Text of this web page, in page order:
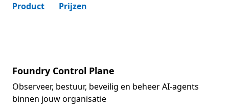
Product
Prijzen
Foundry Control Plane
Observeer, bestuur, beveilig en beheer AI-agents
binnen jouw organisatie